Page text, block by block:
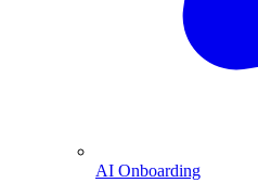
AI Onboarding